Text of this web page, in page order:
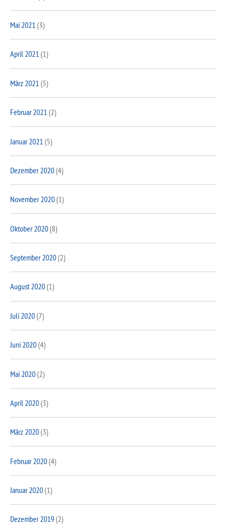
Mai 2021(3)
April 2021(1)
März 2021 (5)
Februar 2021(2)
Januar 2021 (5)
Dezember 2020(4)
November 2020(1)
Oktober 2020(8)
September 2020(2)
August 2020(1)
Juli 2020(7)
Juni 2020(4)
Mai 2020(2)
April 2020(3)
März 2020(3)
Februar 2020(4)
Januar 2020(1)
Dezember 2019(2)